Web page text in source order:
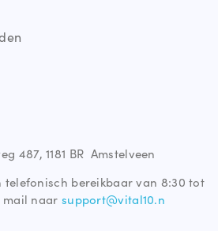
487, 1181 BR Amstelveen
telefonisch bereikbaar van 8:30 tot
mail naar support@vital10.n